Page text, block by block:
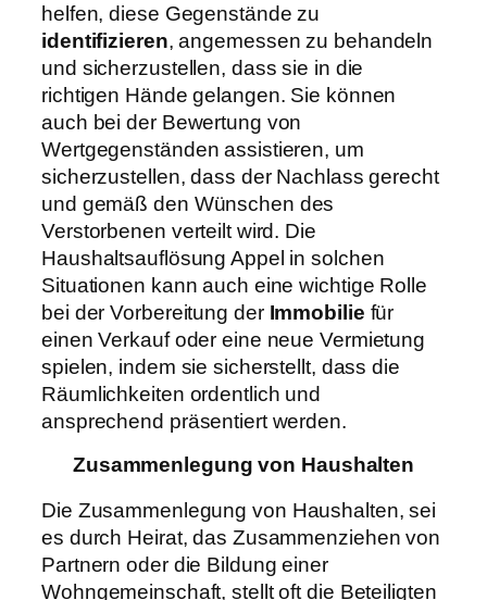
helfen, diese Gegenstände zu
identifizieren, angemessen zu behandeln
und sicherzustellen, dass sie in die
richtigen Hände gelangen. Sie können
auch bei der Bewertung von
Wertgegenständen assistieren, um
sicherzustellen, dass der Nachlass gerecht
und gemäß den Wünschen des
Verstorbenen verteilt wird. Die
Haushaltsauflösung Appel in solchen
Situationen kann auch eine wichtige Rolle
bei der Vorbereitung der Immobilie für
einen Verkauf oder eine neue Vermietung
spielen, indem sie sicherstellt, dass die
Räumlichkeiten ordentlich und
ansprechend präsentiert werden.
Zusammenlegung von Haushalten
Die Zusammenlegung von Haushalten, sei
es durch Heirat, das Zusammenziehen von
Partnern oder die Bildung einer
Wohngemeinschaft, stellt oft die Beteiligten